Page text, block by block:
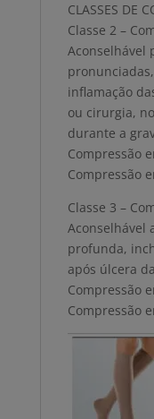
CLASSES DE
Classe 2 –
Aconselhável
inflamação
ou cirurgia,
durante a
Compressão
Compressão
Classe 3 –
Aconselhável
profunda,
após úlcera
Compressão
Compressão